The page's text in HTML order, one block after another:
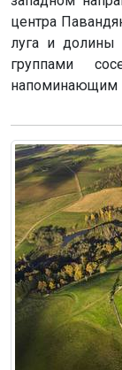
центра
луга и долины
группами
напоминающим